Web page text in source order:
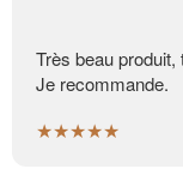
Très beau
Je recommande.
★★★★★